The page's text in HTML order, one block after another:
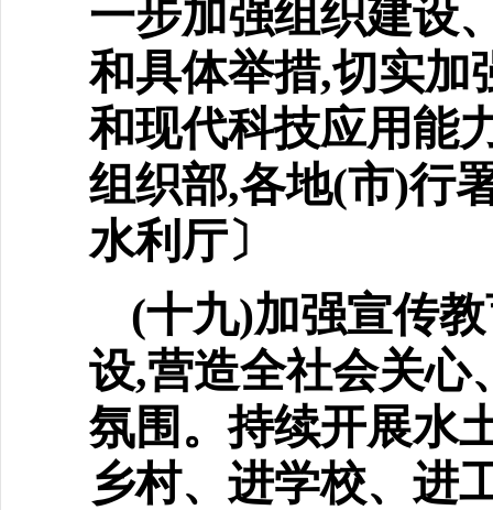
一步加强组织建设
和具体举措,切实加
和现代科技应用能
组织部,各地(市)行
水利厅〕
(十九)加强宣传
设,营造全社会关心
氛围。持续开展水
乡村、进学校、进